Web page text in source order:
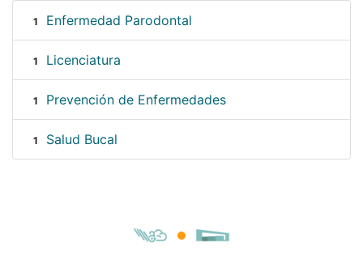
1 Enfermedad Parodontal
1 Licenciatura
1 Prevención de Enfermedades
1 Salud Bucal